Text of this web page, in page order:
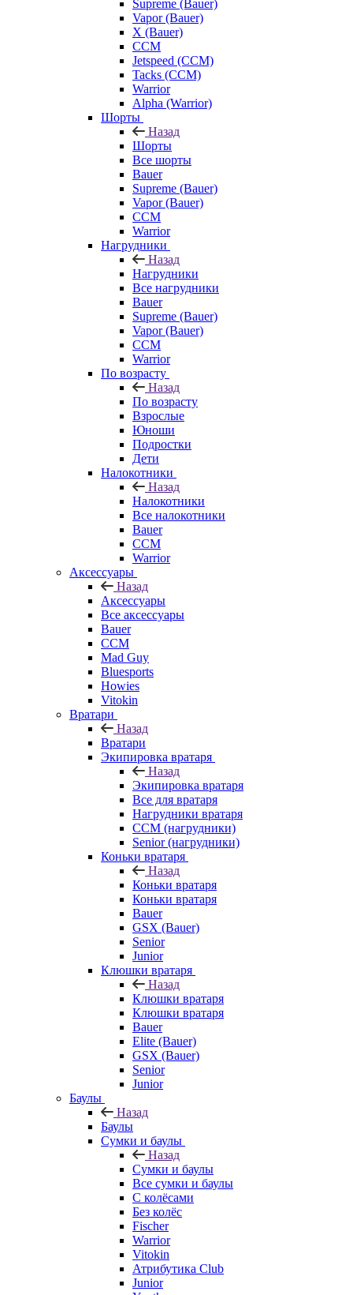
Supreme (Bauer)
Vapor (Bauer)
X (Bauer)
CCM
Jetspeed (CCM)
Tacks (CCM)
Warrior
Alpha (Warrior)
Шорты
Назад
Шорты
Все шорты
Bauer
Supreme (Bauer)
Vapor (Bauer)
CCM
Warrior
Нагрудники
Назад
Нагрудники
Все нагрудники
Bauer
Supreme (Bauer)
Vapor (Bauer)
CCM
Warrior
По возрасту
Назад
По возрасту
Взрослые
Юноши
Подростки
Дети
Налокотники
Назад
Налокотники
Все налокотники
Bauer
CCM
Warrior
Аксессуары
Назад
Аксессуары
Все аксессуары
Bauer
CCM
Mad Guy
Bluesports
Howies
Vitokin
Вратари
Назад
Вратари
Экипировка вратаря
Назад
Экипировка вратаря
Все для вратаря
Нагрудники вратаря
CCM (нагрудники)
Senior (нагрудники)
Коньки вратаря
Назад
Коньки вратаря
Коньки вратаря
Bauer
GSX (Bauer)
Senior
Junior
Клюшки вратаря
Назад
Клюшки вратаря
Клюшки вратаря
Bauer
Elite (Bauer)
GSX (Bauer)
Senior
Junior
Баулы
Назад
Баулы
Сумки и баулы
Назад
Сумки и баулы
Все сумки и баулы
С колёсами
Без колёс
Fischer
Warrior
Vitokin
Атрибутика Club
Junior